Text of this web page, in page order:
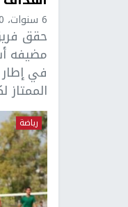
6 سنوات، 10 أشهر ago
حقق
مضيفه
في إطار
رياضة